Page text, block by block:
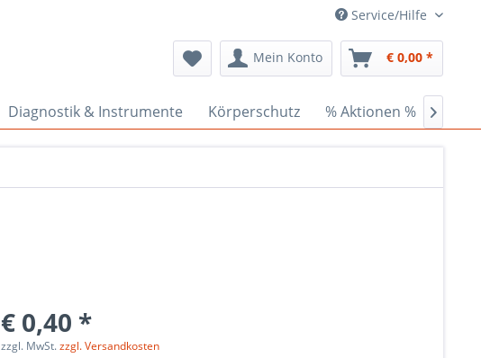
Service/Hilfe
Mein Konto € 0,00 *
Diagnostik & Instrumente Körperschutz % Aktionen % 
€ 0,40 *
zzgl. MwSt.zzgl. Versandkosten